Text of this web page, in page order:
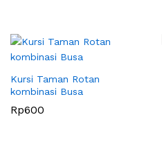
Kursi Taman Rotan
kombinasi Busa
Rp600